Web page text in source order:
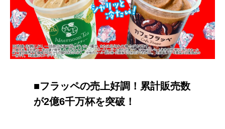
■フラッペの売上好調！累計販売数
が2億6千万杯を突破！